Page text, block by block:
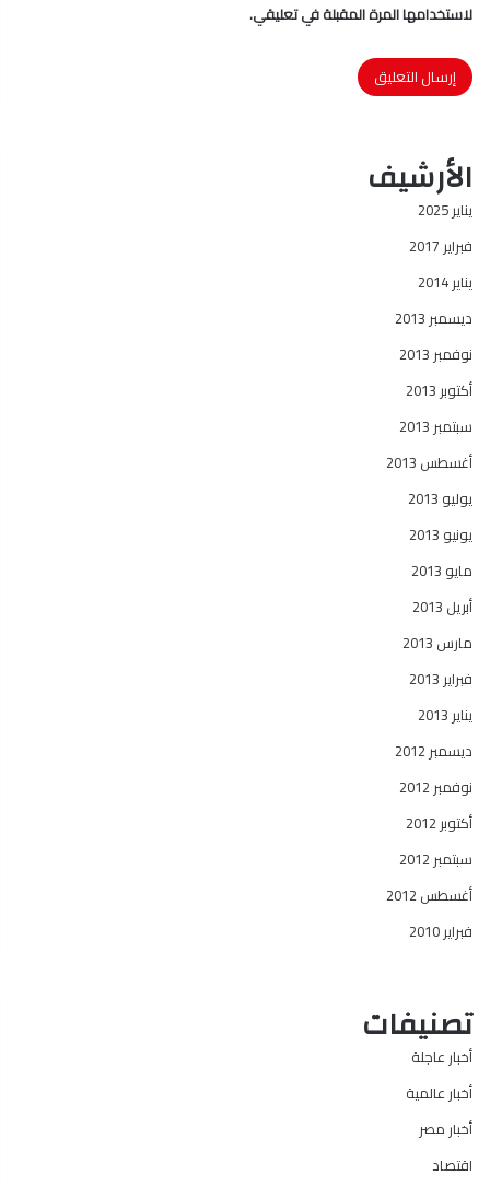
لاستخدامها المرة المقبلة في تعليقي.
الأرشيف
يناير 2025
فبراير 2017
يناير 2014
ديسمبر 2013
نوفمبر 2013
أكتوبر 2013
سبتمبر 2013
أغسطس 2013
يوليو 2013
يونيو 2013
مايو 2013
أبريل 2013
مارس 2013
فبراير 2013
يناير 2013
ديسمبر 2012
نوفمبر 2012
أكتوبر 2012
سبتمبر 2012
أغسطس 2012
فبراير 2010
تصنيفات
أخبار عاجلة
أخبار عالمية
أخبار مصر
اقتصاد